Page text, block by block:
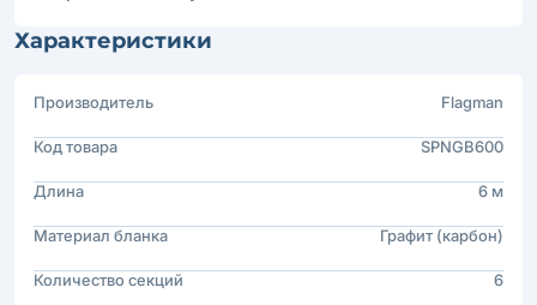
Характеристики
Производитель Flagman
Код товара SPNGB600
Длина 6 м
Материал бланка Графит (карбон)
Количество секций 6